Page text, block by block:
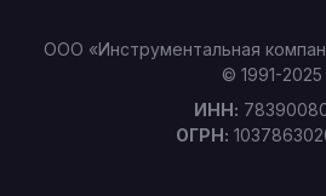
ООО «Инструментальная
© 1991-2025
ИНН:
ОГРН: